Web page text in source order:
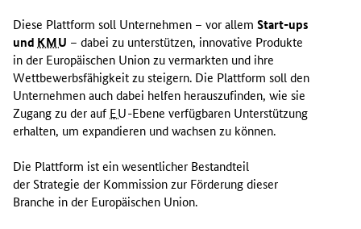
Diese Plattform soll Unternehmen – vor allem Start-ups
und KMU – dabei zu unterstützen, innovative Produkte
in der Europäischen Union zu vermarkten und ihre
Wettbewerbsfähigkeit zu steigern. Die Plattform soll den
Unternehmen auch dabei helfen herauszufinden, wie sie
Zugang zu der auf EU-Ebene verfügbaren Unterstützung
erhalten, um expandieren und wachsen zu können.
Die Plattform ist ein wesentlicher Bestandteil
der Strategie der Kommission zur Förderung dieser
Branche in der Europäischen Union.